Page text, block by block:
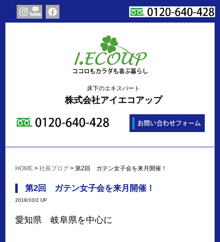
床下のエキスパート
株式会社アイエコアップ
HOME >社長ブログ >第2回 ガテン女子会を来月開催！
第2回 ガテン女子会を来月開催！
2018/10/2 UP
愛知県 岐阜県を中心に